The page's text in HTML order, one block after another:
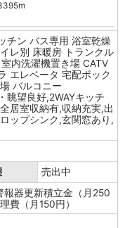
チン バス専用 浴室乾燥
レ別 床暖房 トランクル
室内洗濯機置き場 CATV
エレベータ 宅配ボック
バルコニー
眺望良好,2WAYキッチ
居室収納有,収納充実,出
ップシンク,玄関窓あり,
売出中
報器更新積立金（月250
費（月150円）